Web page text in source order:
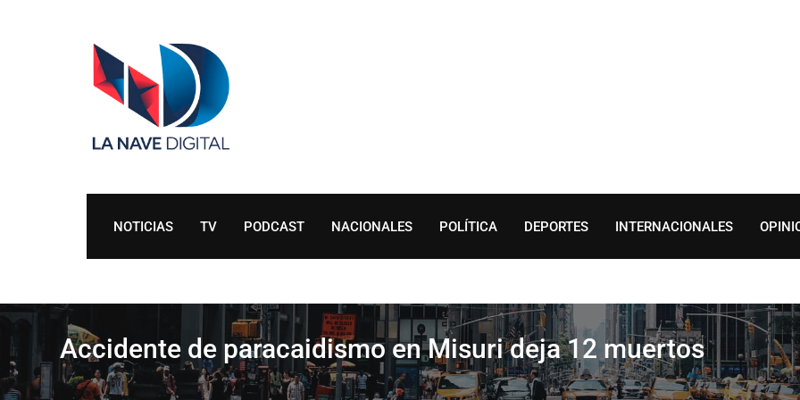
NOTICIAS TV PODCAST NACIONALES POLÍTICA DEPORTES INTERNACIONALES
Accidente de paracaidismo en Misuri deja 12 muertos